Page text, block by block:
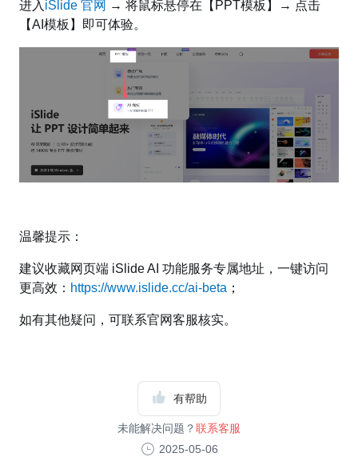
进入 iSlide 官网 → 将鼠标悬停在【PPT模板】→ 点击
【AI模板】即可体验。
温馨提示：
建议收藏网页端 iSlide AI 功能服务专属地址，一键访问
更高效： https://www.islide.cc/ai-beta ；
如有其他疑问，可联系官网客服核实。
有帮助
未能解决问题？联系客服
2025-05-06